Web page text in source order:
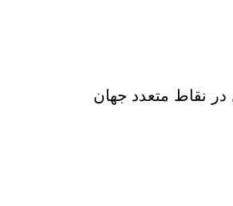
در نقاط متعدد جهان